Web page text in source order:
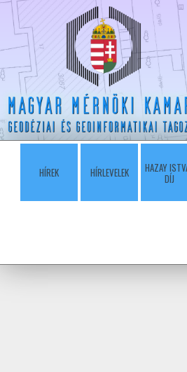
HÍREK HÍRLEVELEK
HAZAY
DÍJ